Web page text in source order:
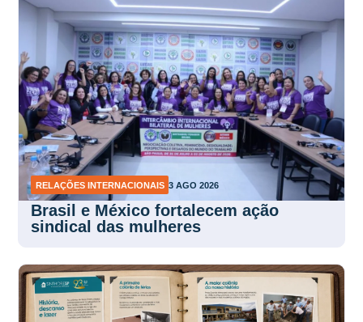
RELAÇÕES INTERNACIONAIS 3 AGO 2026
Brasil e México fortalecem ação
sindical das mulheres